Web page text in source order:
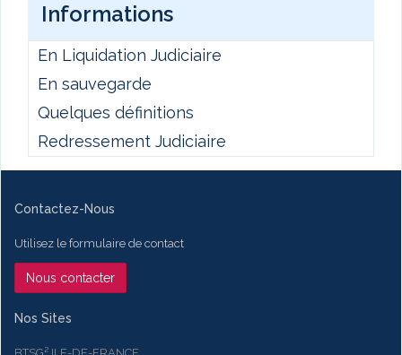
Informations
En Liquidation Judiciaire
En sauvegarde
Quelques définitions
Redressement Judiciaire
Contactez-Nous
Utilisez le formulaire de contact
Nous contacter
Nos Sites